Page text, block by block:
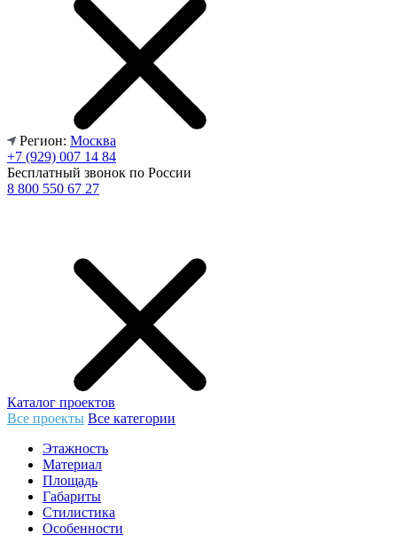
Регион: Москва
+7 (929) 007 14 84
Бесплатный звонок по России
8 800 550 67 27
Каталог проектов
Все проекты Все категории
Этажность
Материал
Площадь
Габариты
Стилистика
Особенности